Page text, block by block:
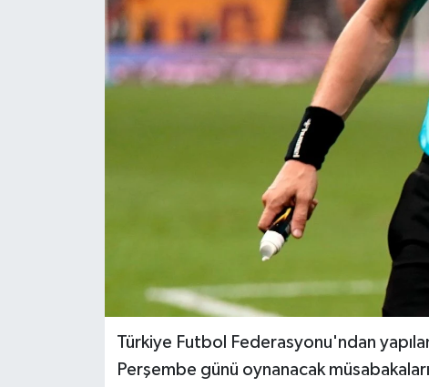
Türkiye Futbol Federasyonu'ndan
Perşembe günü oynanacak